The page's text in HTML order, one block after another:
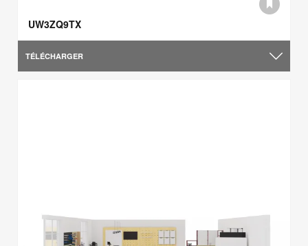
UW3ZQ9TX
TÉLÉCHARGER